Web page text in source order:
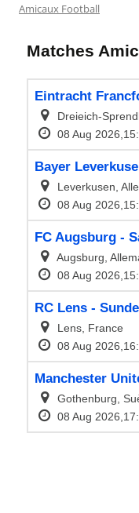
Amicaux Football